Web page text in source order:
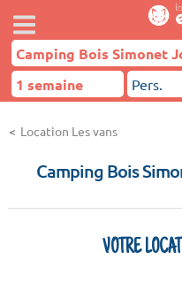
Location Les vans
Camping Bois
VOTRE